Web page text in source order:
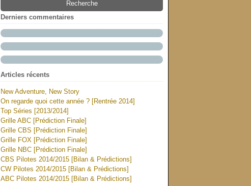
Derniers commentaires
Articles récents
New Adventure, New Story
On regarde quoi cette année ? [Rentrée 2014]
Top Séries [2013/2014]
Grille ABC [Prédiction Finale]
Grille CBS [Prédiction Finale]
Grille FOX [Prédiction Finale]
Grille NBC [Prédiction Finale]
CBS Pilotes 2014/2015 [Bilan & Prédictions]
CW Pilotes 2014/2015 [Bilan & Prédictions]
ABC Pilotes 2014/2015 [Bilan & Prédictions]